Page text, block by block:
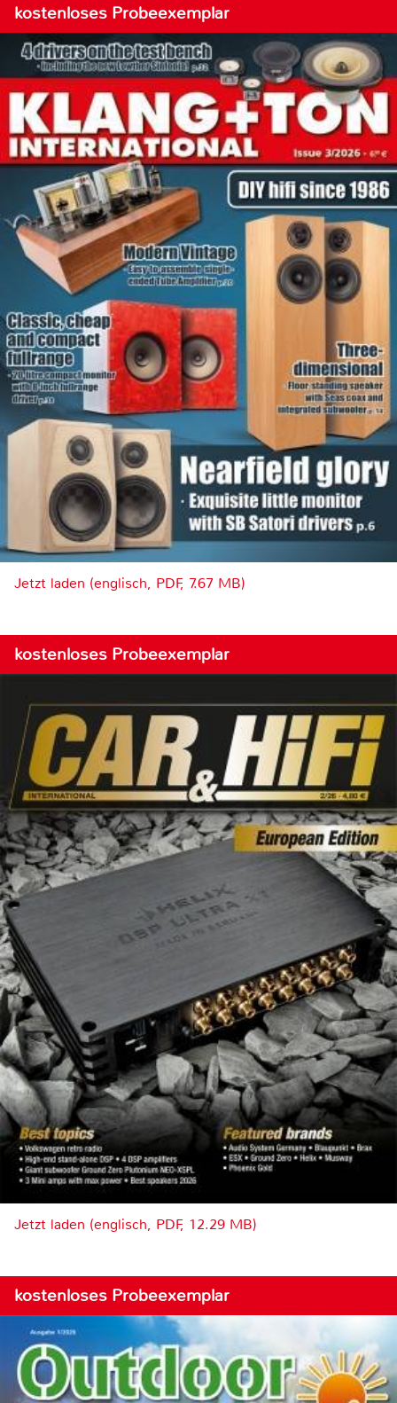
kostenloses Probeexemplar
Jetzt laden (englisch, PDF, 7.67 MB)
kostenloses Probeexemplar
Jetzt laden (englisch, PDF, 12.29 MB)
kostenloses Probeexemplar